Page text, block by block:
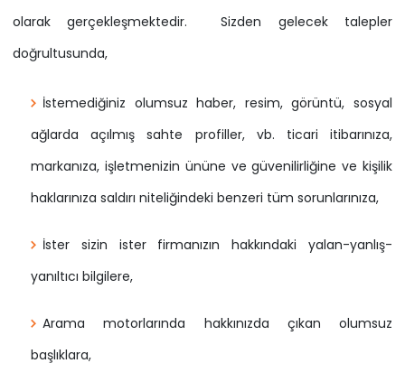
olarak gerçekleşmektedir. Sizden gelecek talepler
doğrultusunda,
İstemediğiniz olumsuz haber, resim, görüntü, sosyal
ağlarda açılmış sahte profiller, vb. ticari itibarınıza,
markanıza, işletmenizin ününe ve güvenilirliğine ve kişilik
haklarınıza saldırı niteliğindeki benzeri tüm sorunlarınıza,
İster sizin ister firmanızın hakkındaki yalan-yanlış-
yanıltıcı bilgilere,
Arama motorlarında hakkınızda çıkan olumsuz
başlıklara,